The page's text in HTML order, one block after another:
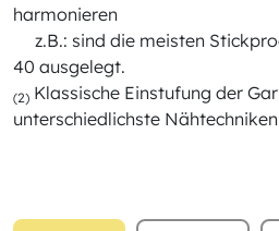
harmonieren
z.B.: sind die meisten
40 ausgelegt.
(2) Klassische Einstufung der
unterschiedlichste Nähtechniken